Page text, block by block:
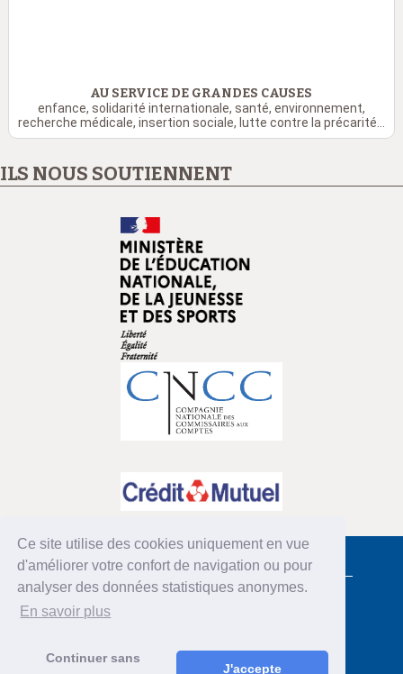
Ce site utilise des cookies uniquement en vue
d'améliorer votre confort de navigation ou pour
analyser des données statistiques anonymes.
En savoir plus
Continuer sans
J'accepte
AU SERVICE DE GRANDES CAUSES
enfance, solidarité internationale, santé, environnement,
recherche médicale, insertion sociale, lutte contre la précarité...
ILS NOUS SOUTIENNENT
COORDONNÉES
Comité de la Charte du Don en confiance
8 rue de Srebrenica 75020 Paris
INTERNATIONAL